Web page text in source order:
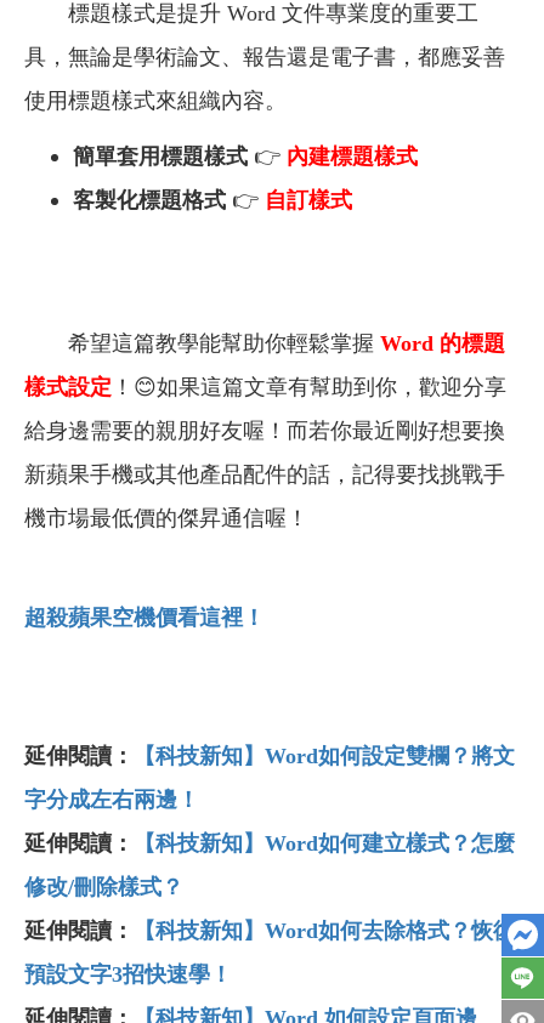
標題樣式是提升 Word 文件專業度的重要工
具，無論是學術論文、報告還是電子書，都應妥善
使用標題樣式來組織內容。
簡單套用標題樣式 👉 內建標題樣式
客製化標題格式 👉 自訂樣式
希望這篇教學能幫助你輕鬆掌握 Word 的標題
樣式設定 ！😊如果這篇文章有幫助到你，歡迎分享
給身邊需要的親朋好友喔！而若你最近剛好想要換
新蘋果手機或其他產品配件的話，記得要找挑戰手
機市場最低價的傑昇通信喔！
超殺蘋果空機價看這裡！
延伸閱讀：
【科技新知】Word如何設定雙欄？將文
字分成左右兩邊！
延伸閱讀：
【科技新知】Word如何建立樣式？怎麼
修改/刪除樣式？
延伸閱讀：
【科技新知】Word如何去除格式？恢復
預設文字3招快速學！